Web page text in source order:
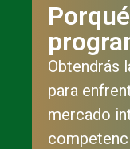
Obtendrás
para
mercado